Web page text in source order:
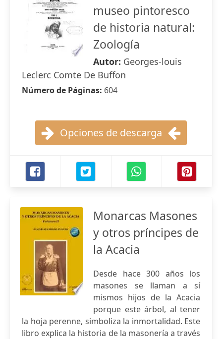
museo pintoresco
de historia natural:
Zoología
Autor: Georges-louis
Leclerc Comte De Buffon
Número de Páginas: 604
Opciones de descarga
Monarcas Masones
y otros príncipes de
la Acacia
Desde hace 300 años los
masones se llaman a sí
mismos hijos de la Acacia
porque este árbol, al tener
la hoja perenne, simboliza la inmortalidad. Este
libro explica la historia de la masonería a través